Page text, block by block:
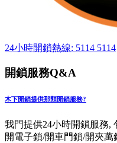
24小時開鎖熱線: 5114 5114
開鎖服務Q&A
木下開鎖提供那類開鎖服務?
我門提供24小時開鎖服務,
開電子鎖/開車門鎖/開夾